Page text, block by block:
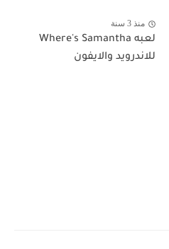
منذ 3 سنة
لعبه Where's Samantha
للاندرويد والايفون